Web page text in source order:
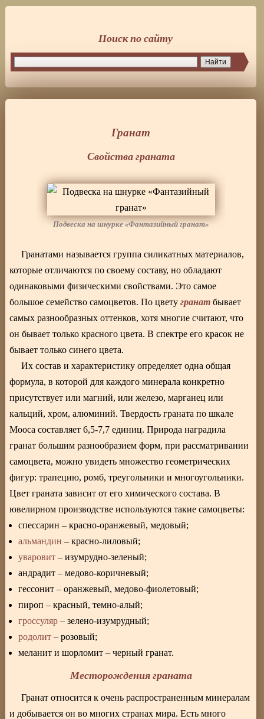
Гранат
Свойства граната
Подвеска на шнурке «Фантазийный гранат»
Гранатами называется группа силикатных материалов,
которые отличаются по своему составу, но обладают
одинаковыми физическими свойствами. Это самое
большое семейство самоцветов. По цветугранат бывает
самых разнообразных оттенков, хотя многие считают, что
он бывает только красного цвета. В спектре его красок не
бывает только синего цвета.
Их состав и характеристику определяет одна общая
формула, в которой для каждого минерала конкретно
присутствует или магний, или железо, марганец или
кальций, хром, алюминий. Твердость граната по шкале
Мооса составляет 6,5-7,7 единиц. Природа наградила
гранат большим разнообразием форм, при рассматривании
самоцвета, можно увидеть множество геометрических
фигур: трапецию, ромб, треугольники и многоугольники.
Цвет граната зависит от его химического состава. В
ювелирном производстве используются такие самоцветы:
спессарин – красно-оранжевый, медовый;
альмандин – красно-лиловый;
уваровит– изумрудно-зеленый;
андрадит – медово-коричневый;
гессонит – оранжевый, медово-фиолетовый;
пироп – красный, темно-алый;
гроссуляр– зелено-изумрудный;
родолит– розовый;
меланит и шорломит – черный гранат.
Месторождения граната
Гранат относится к очень распространенным минералам
и добывается он во многих странах мира. Есть много
Поиск по сайту